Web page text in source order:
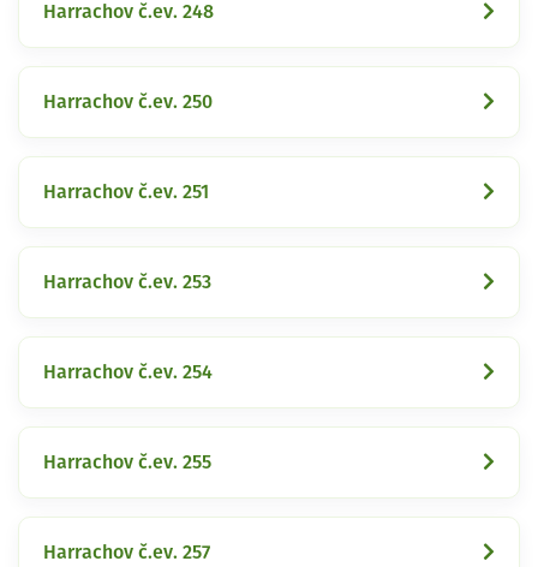
Harrachov č.ev. 248
Harrachov č.ev. 250
Harrachov č.ev. 251
Harrachov č.ev. 253
Harrachov č.ev. 254
Harrachov č.ev. 255
Harrachov č.ev. 257